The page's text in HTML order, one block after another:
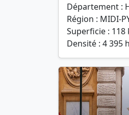
Département :
Région : MIDI-
Superficie : 118
Densité : 4 395